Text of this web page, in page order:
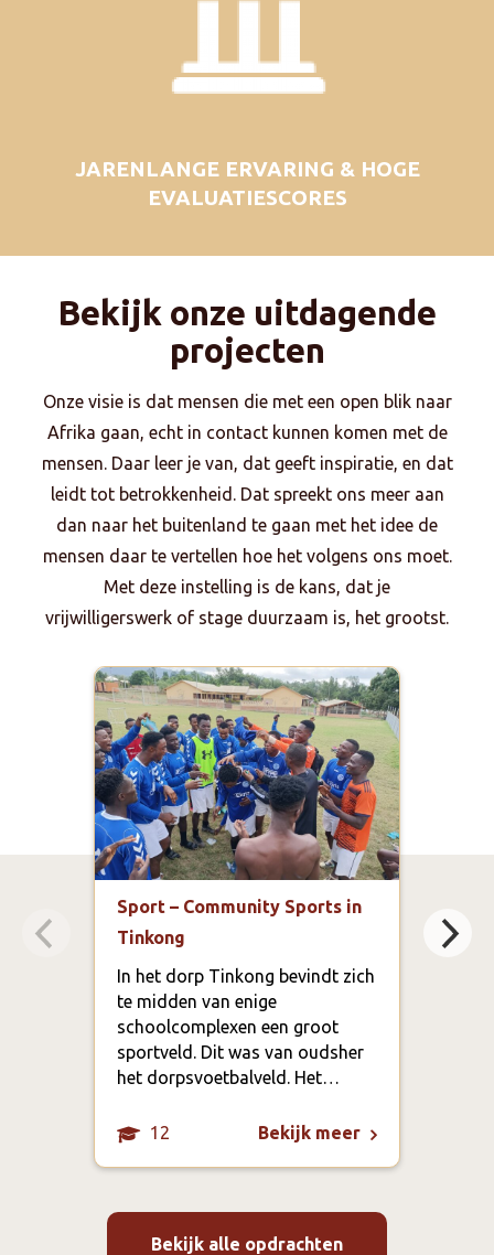
JARENLANGE ERVARING & HOGE
EVALUATIESCORES
Bekijk onze uitdagende
projecten
Onze visie is dat mensen die met een open blik naar
Afrika gaan, echt in contact kunnen komen met de
mensen. Daar leer je van, dat geeft inspiratie, en dat
leidt tot betrokkenheid. Dat spreekt ons meer aan
dan naar het buitenland te gaan met het idee de
mensen daar te vertellen hoe het volgens ons moet.
Met deze instelling is de kans, dat je
vrijwilligerswerk of stage duurzaam is, het grootst.
Sport – Community Sports in
Tinkong
In het dorp Tinkong bevindt zich
te midden van enige
schoolcomplexen een groot
sportveld. Dit was van oudsher
het dorpsvoetbalveld. Het…
12 Bekijk meer
Bekijk alle opdrachten